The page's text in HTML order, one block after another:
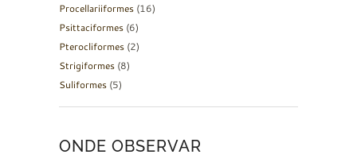
Procellariiformes (16)
Psittaciformes (6)
Pterocliformes (2)
Strigiformes (8)
Suliformes (5)
ONDE OBSERVAR